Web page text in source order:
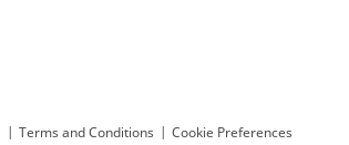
| Terms and Conditions | Cookie Preferences